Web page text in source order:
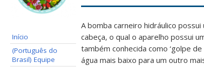
Início
(Português do
Brasil) Equipe
A bomba carneiro hidráulico
cabeça, o qual o aparelho possui
também conhecida como ‘golpe
água mais baixo para um outro